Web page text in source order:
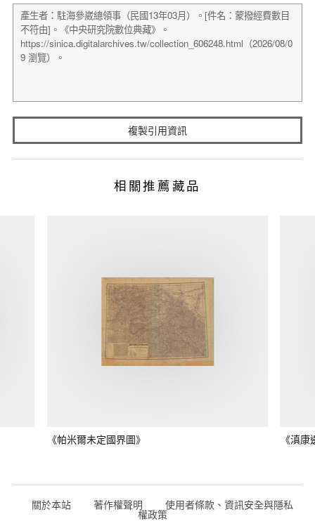
複製引用資訊
相關推薦藏品
《帕米爾未定國界圖》 《滇
關於本站 著作權聲明 使用者條款、資訊安全與隱私
權政策